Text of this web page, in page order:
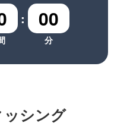
: 00
分
シング